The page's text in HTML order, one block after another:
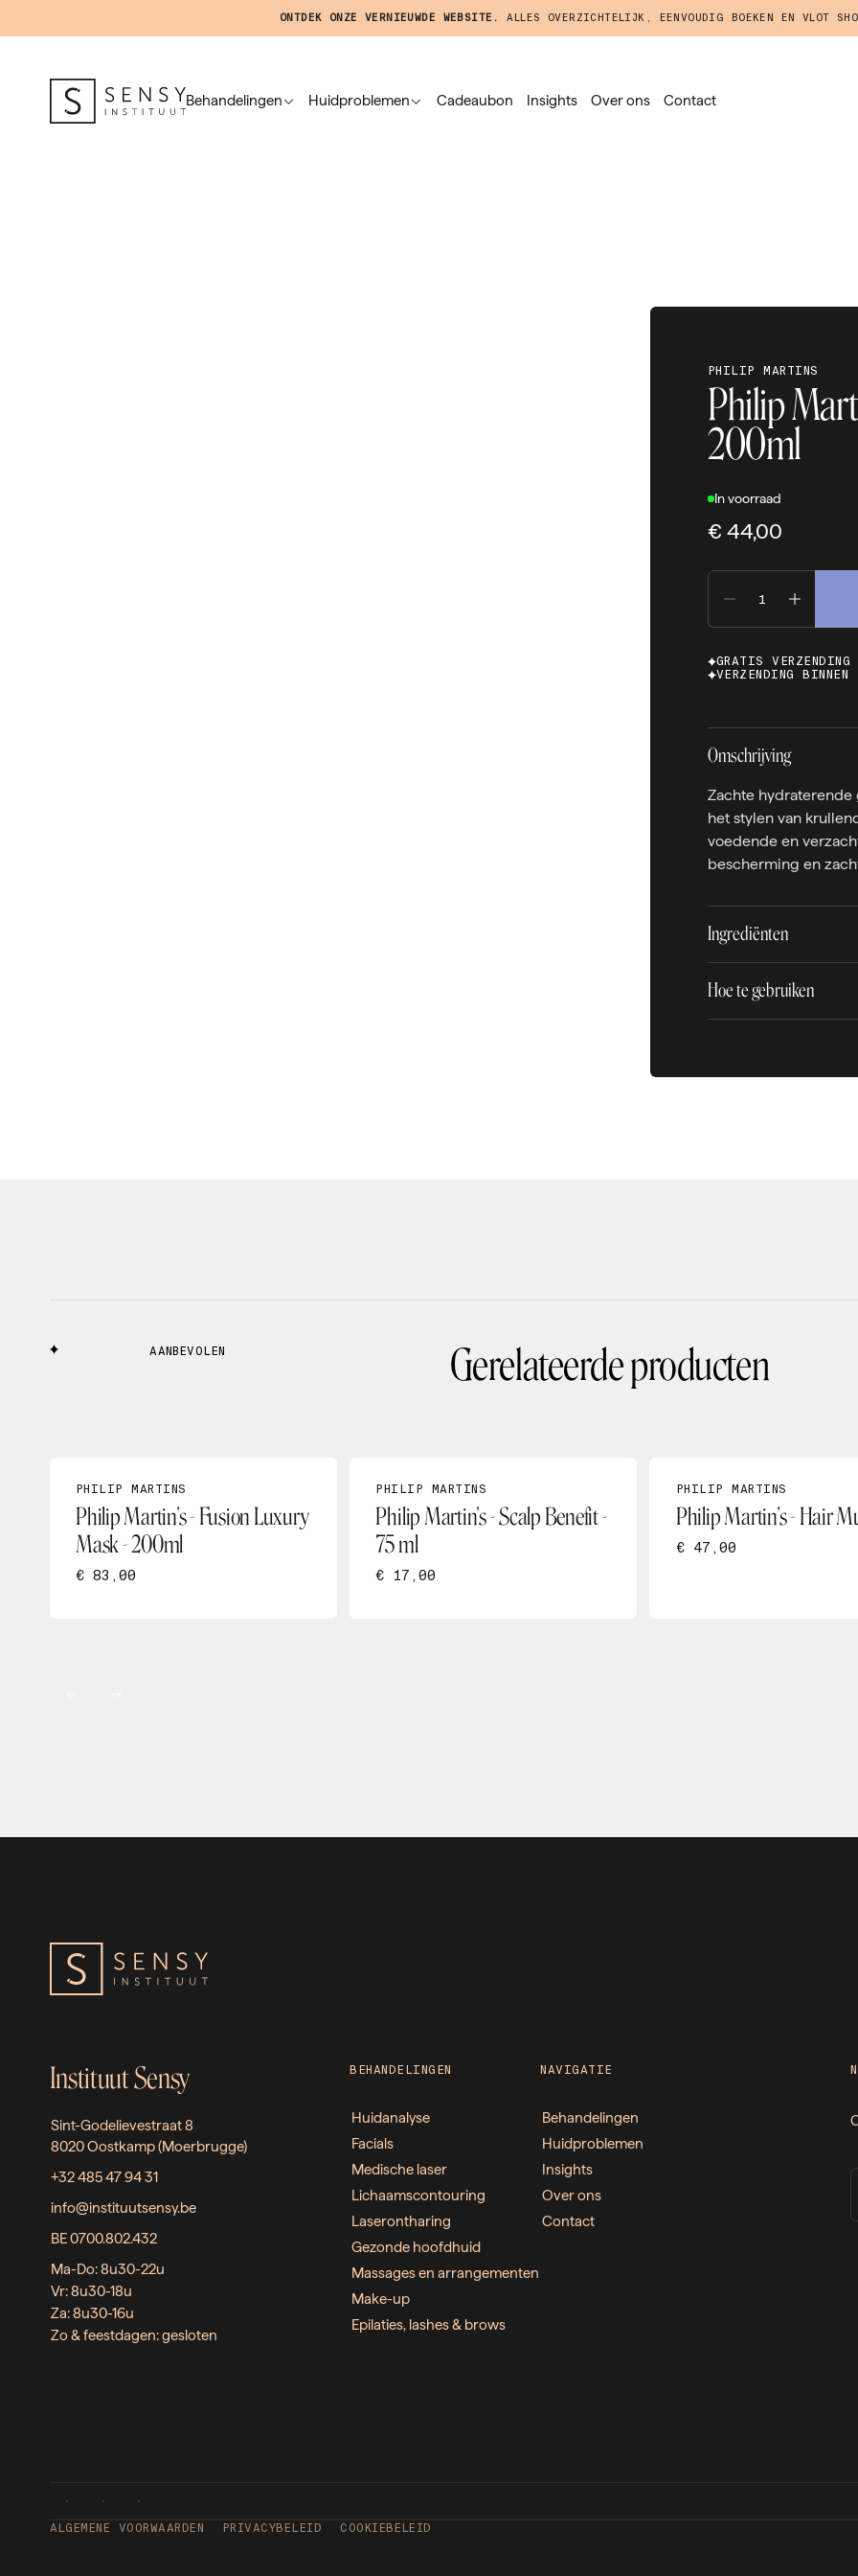
ONTDEK ONZE VERNIEUWDE WEBSITE. ALLES OVERZICHTELIJK, EENVOUDIG BOEKEN EN VLOT
Behandelingen Huidproblemen Cadeaubon Insights Over ons Contact
PHILIP MARTINS
Philip
200ml
In voorraad
€ 44,00
GRATIS
VERZENDING BINNEN
Omschrijving
Zachte hydraterende
het stylen van
voedende en
bescherming en
Ingrediënten
Hoe te gebruiken
AANBEVOLEN Gerelateerde producten
PHILIP MARTINS
Philip Martin's - Fusion Luxury
Mask - 200ml
€ 83,00
PHILIP MARTINS
Philip Martin's - Scalp Benefit -
75 ml
€ 17,00
PHILIP MARTINS
Philip Martin's - Hair
€ 47,00
Instituut Sensy
Sint-Godelievestraat 8
8020 Oostkamp (Moerbrugge)
+32 485 47 94 31
info@instituutsensy.be
BE 0700.802.432
Ma-Do: 8u30-22u
Vr: 8u30-18u
Za: 8u30-16u
Zo & feestdagen: gesloten
BEHANDELINGEN
Huidanalyse
Facials
Medische laser
Lichaamscontouring
Laserontharing
Gezonde hoofdhuid
Massages en arrangementen
Make-up
Epilaties, lashes & brows
NAVIGATIE
Behandelingen
Huidproblemen
Insights
Over ons
Contact
ALGEMENE VOORWAARDEN PRIVACYBELEID COOKIEBELEID